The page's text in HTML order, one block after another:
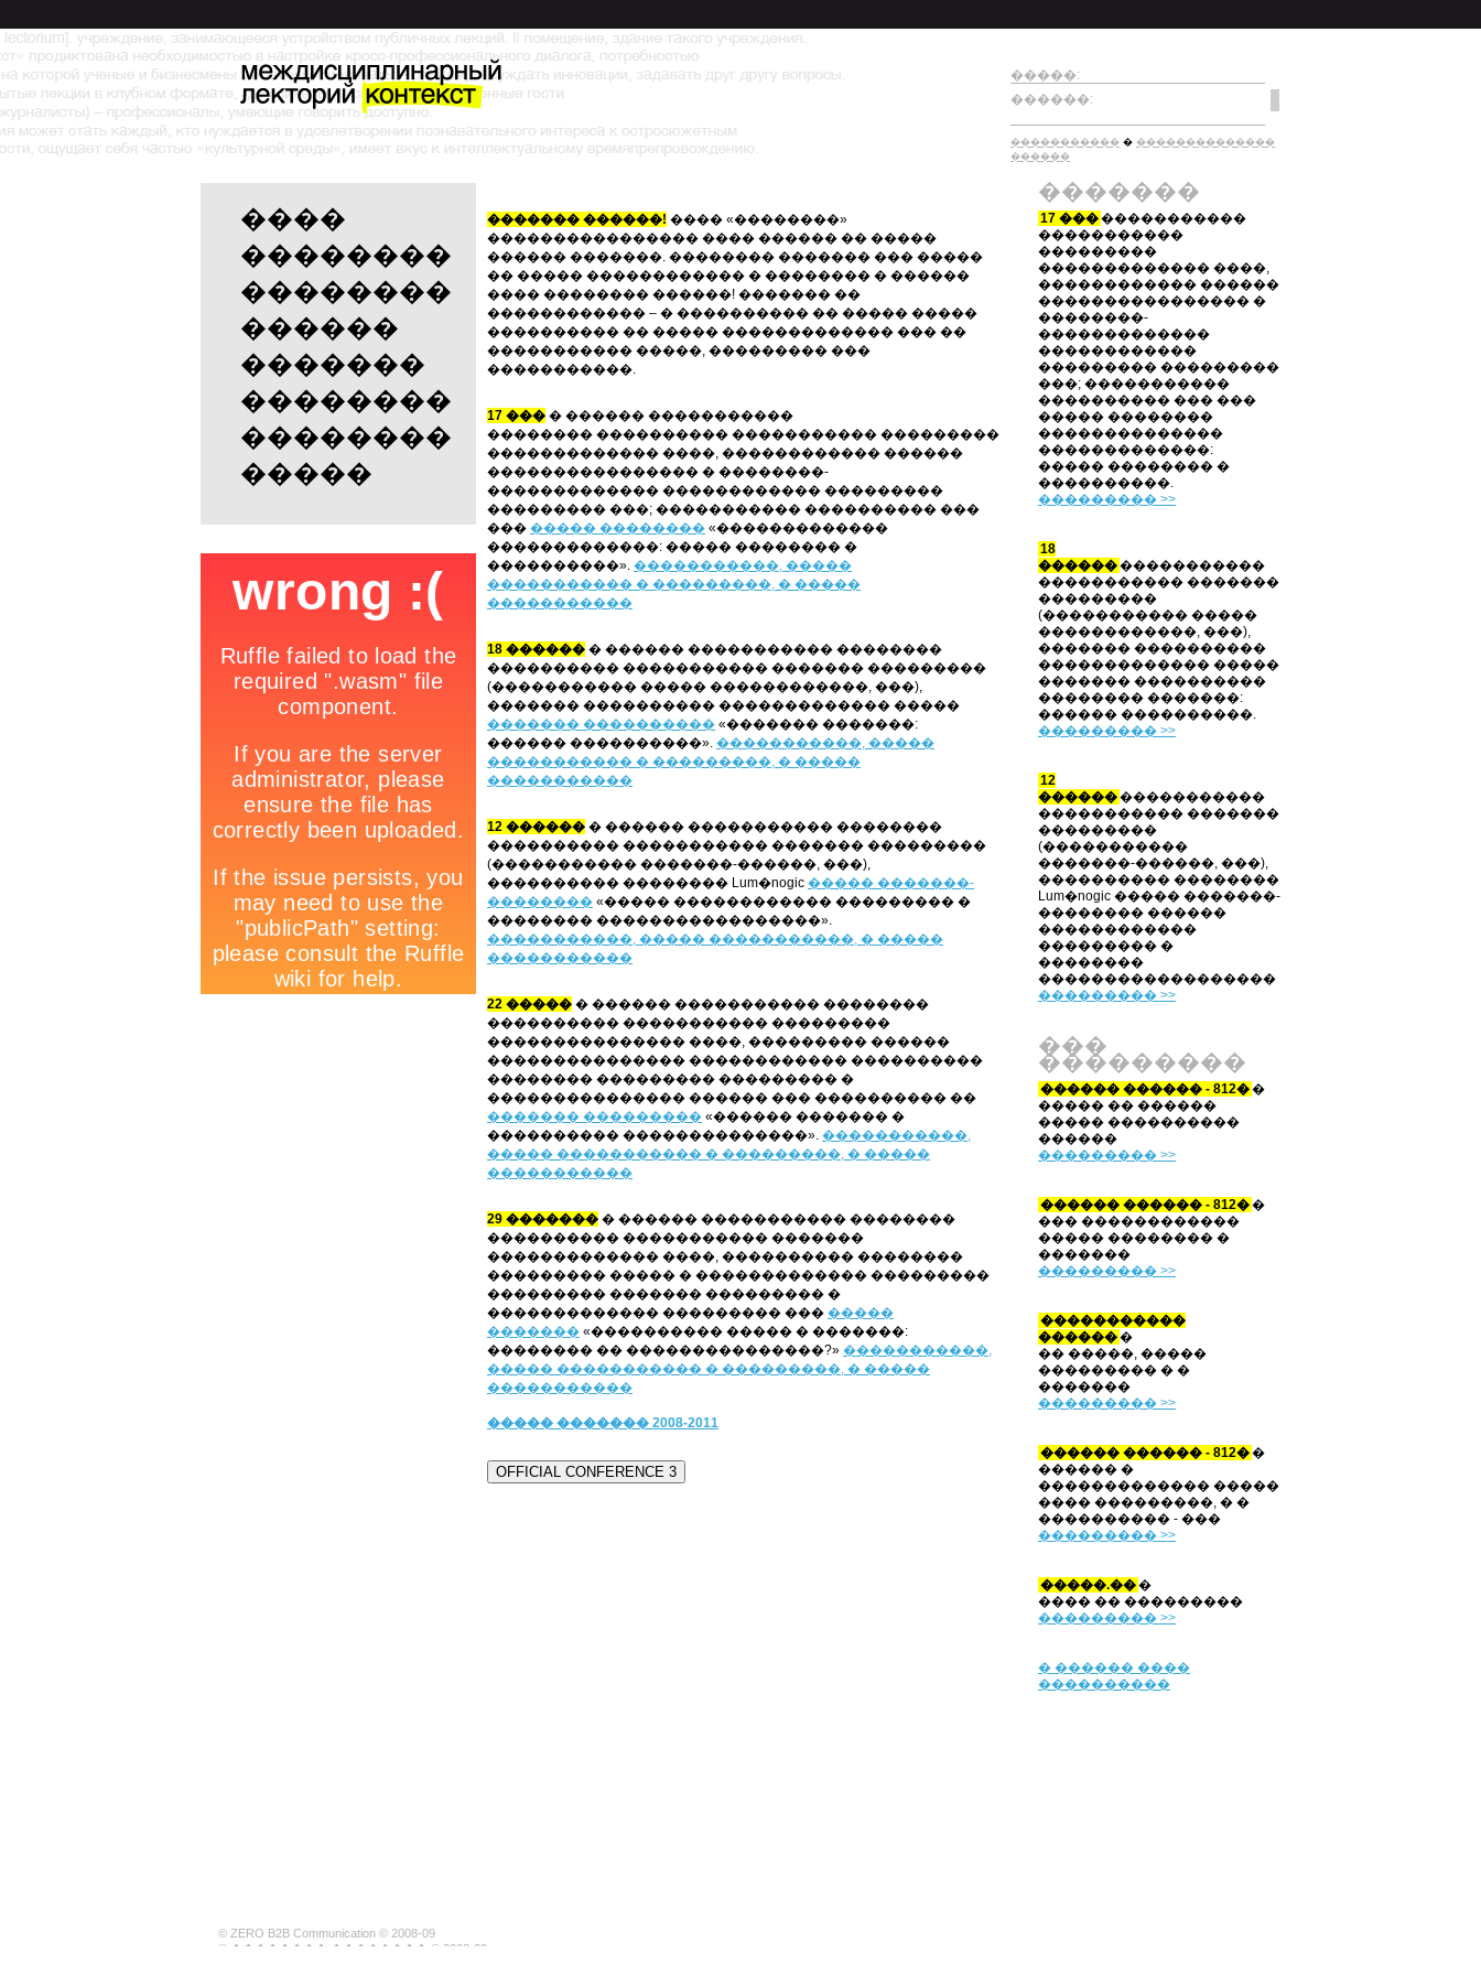
�����:
������:
����������� � ��������������
������
����
��������
��������
������
�������
��������
��������
�����
������� ������! ���� «��������»
���������������� ���� ������ �� �����
������ �������. �������� ������� ��� �����
�� ����� ������������ � �������� � ������
���� �������� ������! ������� ��
������������ – � ���������� �� ����� �����
���������� �� ����� ������������� ��� ��
����������� �����, ��������� ���
�����������.
17 ��� � ������ �����������
�������� ���������� ����������� ���������
������������� ����, ������������ ������
���������������� � ��������-
������������� ������������ ���������
��������� ���; ����������� ���������� ���
��� ����� �������� «�������������
�������������: ����� �������� �
����������». �����������, �����
����������� � ���������, � �����
�����������
18 ������ � ������ ����������� ��������
���������� ����������� ������� ���������
(����������� ����� ������������, ���),
������� ���������� ������������� �����
������� ���������� «������� �������:
������ ����������». �����������, �����
����������� � ���������, � �����
�����������
12 ������ � ������ ����������� ��������
���������� ����������� ������� ���������
(����������� �������-������, ���),
���������� �������� Lum�nogic ����� �������-
�������� «����� ������������ ��������� �
�������� �����������������».
�����������, ����� �����������, � �����
�����������
22 ����� � ������ ����������� ��������
���������� ����������� ���������
��������������� ����, ��������� ������
��������������� ������������ ����������
�������� ��������� ��������� �
��������������� ������ ��� ���������� ��
������� ��������� «������ ������� �
���������� ��������������». �����������,
����� ����������� � ���������, � �����
�����������
29 ������� � ������ ����������� ��������
���������� ����������� �������
������������� ����, ���������� ��������
��������� ����� � ������������� ���������
��������� ������� ��������� �
������������� ��������� ��� �����
������� «���������� ����� � �������:
�������� �� ���������������?» �����������,
����� ����������� � ���������, � �����
�����������
����� ������� 2008-2011
OFFICIAL CONFERENCE 3
�������
17 ��������������
�����������
���������
������������� ����,
������������ ������
���������������� �
��������-
�������������
������������
��������� ���������
���; �����������
���������� ��� ���
����� ��������
��������������
�������������:
����� �������� �
����������.
��������� >>
18
�����������������
����������� �������
���������
(����������� �����
������������, ���),
������� ����������
������������� �����
������� ����������
�������� �������:
������ ����������.
��������� >>
12
�����������������
����������� �������
���������
(�����������
�������-������, ���),
���������� ��������
Lum�nogic ����� �������-
�������� ������
������������
��������� �
��������
������������������
��������� >>
���
���������
������ ������ - 812��
����� �� ������
����� ����������
������
��������� >>
������ ������ - 812��
��� ������������
����� �������� �
�������
��������� >>
�����������
�������
�� �����, �����
��������� � �
�������
��������� >>
������ ������ - 812��
������ �
������������� �����
���� ���������, � �
���������� - ���
��������� >>
�����.���
���� �� ���������
��������� >>
� ������ ����
����������
© ZERO B2B Communication © 2008-09
© �������� �������� © 2008-09